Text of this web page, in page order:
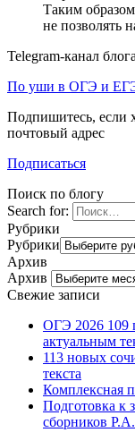
Таким
не позволять
Telegram-канал блога
По уши в ОГЭ и
Подпишитесь, если
почтовый адрес
Подписаться
Поиск по блогу
Search for:
Рубрики
Рубрики
Архив
Архив
Свежие записи
ОГЭ 2026 109
актуальным
113 новых
текста
Комплексная
Подготовка к
сборников